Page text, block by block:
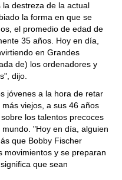
destreza de la actual
la forma en que se
el promedio de edad de
35 años. Hoy en día,
en Grandes
de) los ordenadores y
dijo.
jóvenes a la hora de retar
viejos, a sus 46 años
los talentos precoces
"Hoy en día, alguien
que Bobby Fischer
movimientos y se preparan
que sean